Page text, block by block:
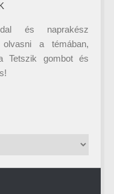
és naprakész
a témában,
Tetszik gombot és